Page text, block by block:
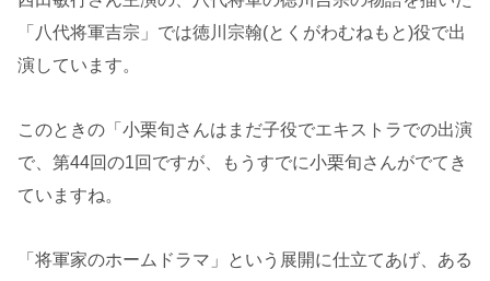
「八代将軍吉宗」では徳川宗翰(とくがわむねもと)役で出
演しています。
このときの「小栗旬さんはまだ子役でエキストラでの出演
で、第44回の1回ですが、もうすでに小栗旬さんがでてき
ていますね。
「将軍家のホームドラマ」という展開に仕立てあげ、ある